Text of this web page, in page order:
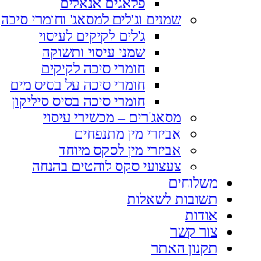
שמנים וג'לים למסאג' וחומרי סיכה
ג'לים לקיקים לעיסוי
שמני עיסוי ותשוקה
חומרי סיכה לקיקים
חומרי סיכה על בסיס מים
חומרי סיכה בסיס סיליקון
מסאג'רים – מכשירי עיסוי
אביזרי מין מתנפחים
אביזרי מין לסקס מיוחד
צעצועי סקס לוהטים בהנחה
משלוחים
תשובות לשאלות
אודות
צור קשר
תקנון האתר